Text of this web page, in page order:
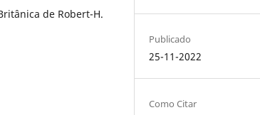
de Robert-H.
Publicado
25-11-2022
Como Citar